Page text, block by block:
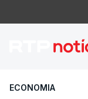
ECONOMIA